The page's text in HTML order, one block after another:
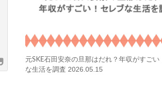
元SKE石田安奈の旦那はだれ？年収がすごい
な生活を調査 2026.05.15